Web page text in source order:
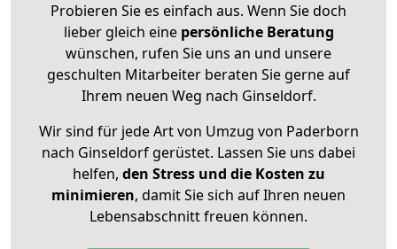
Probieren Sie es einfach aus. Wenn Sie doch
lieber gleich eine persönliche Beratung
wünschen, rufen Sie uns an und unsere
geschulten Mitarbeiter beraten Sie gerne auf
Ihrem neuen Weg nach Ginseldorf.
Wir sind für jede Art von Umzug von Paderborn
nach Ginseldorf gerüstet. Lassen Sie uns dabei
helfen, den Stress und die Kosten zu
minimieren, damit Sie sich auf Ihren neuen
Lebensabschnitt freuen können.